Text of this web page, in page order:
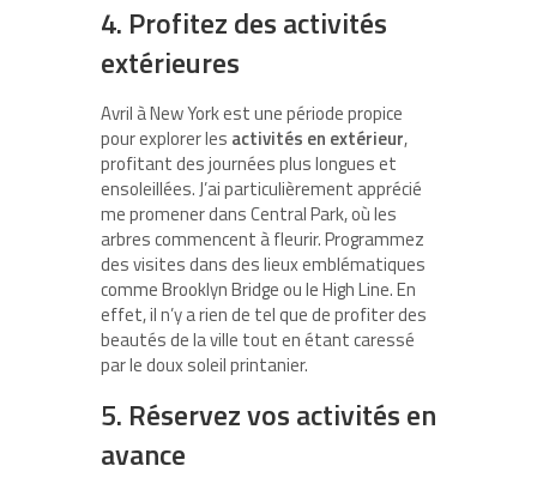
4. Profitez des activités
extérieures
Avril à New York est une période propice
pour explorer les activités en extérieur,
profitant des journées plus longues et
ensoleillées. J’ai particulièrement apprécié
me promener dans Central Park, où les
arbres commencent à fleurir. Programmez
des visites dans des lieux emblématiques
comme Brooklyn Bridge ou le High Line. En
effet, il n’y a rien de tel que de profiter des
beautés de la ville tout en étant caressé
par le doux soleil printanier.
5. Réservez vos activités en
avance